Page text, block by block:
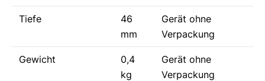
Tiefe
46
mm
Gerät ohne
Verpackung
Gewicht
0,4
kg
Gerät ohne
Verpackung